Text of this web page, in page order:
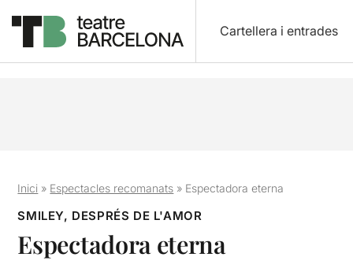
Cartellera i entrades
Inici » Espectacles recomanats » Espectadora eterna
SMILEY, DESPRÉS DE L'AMOR
Espectadora eterna